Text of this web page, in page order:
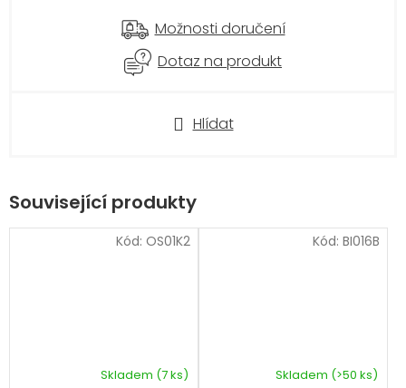
Hlídat
Možnosti doručení
Dotaz na produkt
Související produkty
Skladem (7 ks)
Kód: OS01K2
Skladem (>50 ks)
Kód: BI016B